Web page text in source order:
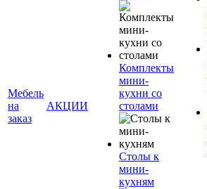
Мебель
на
заказ
АКЦИИ
Комплекты
мини-
кухни со
столами
Столы к
мини-
кухням